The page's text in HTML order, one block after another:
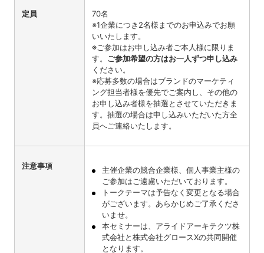
定員
70名
※1企業につき2名様までのお申込みでお願
いいたします。
※ご参加はお申し込み者ご本人様に限りま
す。 ご参加希望の方はお一人ずつ申し込み
ください。
※応募多数の場合はブランドのマーケティ
ング担当者様を優先でご案内し、その他の
お申し込み者様を抽選とさせていただきま
す。抽選の場合は申し込みいただいた方全
員へご連絡いたします。
注意事項
主催企業の競合企業様、個人事業主様の
ご参加はご遠慮いただいております。
トークテーマは予告なく変更となる場合
がございます。あらかじめご了承くださ
いませ。
本セミナーは、アライドアーキテクツ株
式会社と株式会社グロースXの共同開催
となります。